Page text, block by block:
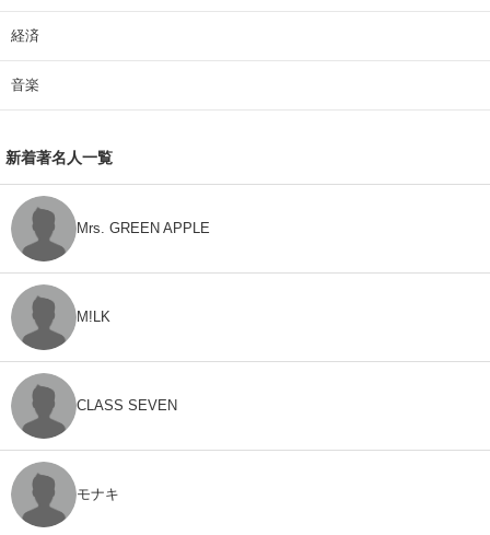
経済
音楽
新着著名人一覧
Mrs. GREEN APPLE
M!LK
CLASS SEVEN
モナキ